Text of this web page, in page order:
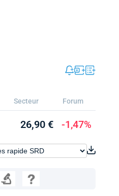
Secteur Forum
26,90 € -1,47%